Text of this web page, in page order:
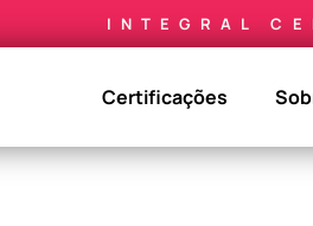
INTEGRAL
Certificações